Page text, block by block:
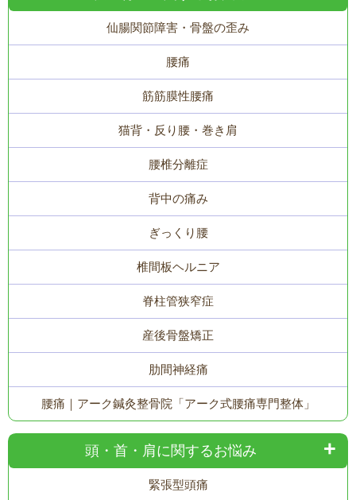
仙腸関節障害・骨盤の歪み
腰痛
筋筋膜性腰痛
猫背・反り腰・巻き肩
腰椎分離症
背中の痛み
ぎっくり腰
椎間板ヘルニア
脊柱管狭窄症
産後骨盤矯正
肋間神経痛
腰痛｜アーク鍼灸整骨院「アーク式腰痛専門整体」
頭・首・肩に関するお悩み
緊張型頭痛